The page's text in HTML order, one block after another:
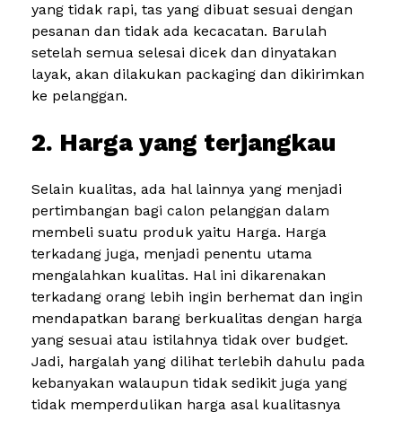
yang tidak rapi, tas yang dibuat sesuai dengan
pesanan dan tidak ada kecacatan. Barulah
setelah semua selesai dicek dan dinyatakan
layak, akan dilakukan packaging dan dikirimkan
ke pelanggan.
2. Harga yang terjangkau
Selain kualitas, ada hal lainnya yang menjadi
pertimbangan bagi calon pelanggan dalam
membeli suatu produk yaitu Harga. Harga
terkadang juga, menjadi penentu utama
mengalahkan kualitas. Hal ini dikarenakan
terkadang orang lebih ingin berhemat dan ingin
mendapatkan barang berkualitas dengan harga
yang sesuai atau istilahnya tidak over budget.
Jadi, hargalah yang dilihat terlebih dahulu pada
kebanyakan walaupun tidak sedikit juga yang
tidak memperdulikan harga asal kualitasnya